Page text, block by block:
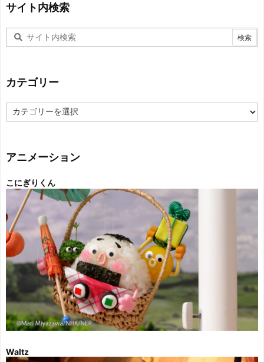
サイト内検索
カテゴリー
テ
ー
アニメーション
こにぎりくん
Waltz